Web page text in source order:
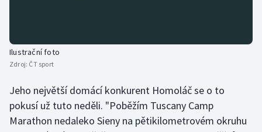
Rychlostní kanoistika
Short track
Sportovní střelba
Ilustrační foto
Zdroj: ČT sport
Jeho největší domácí konkurent Homoláč se o to
pokusí už tuto neděli. "Poběžím Tuscany Camp
Marathon nedaleko Sieny na pětikilometrovém okruhu